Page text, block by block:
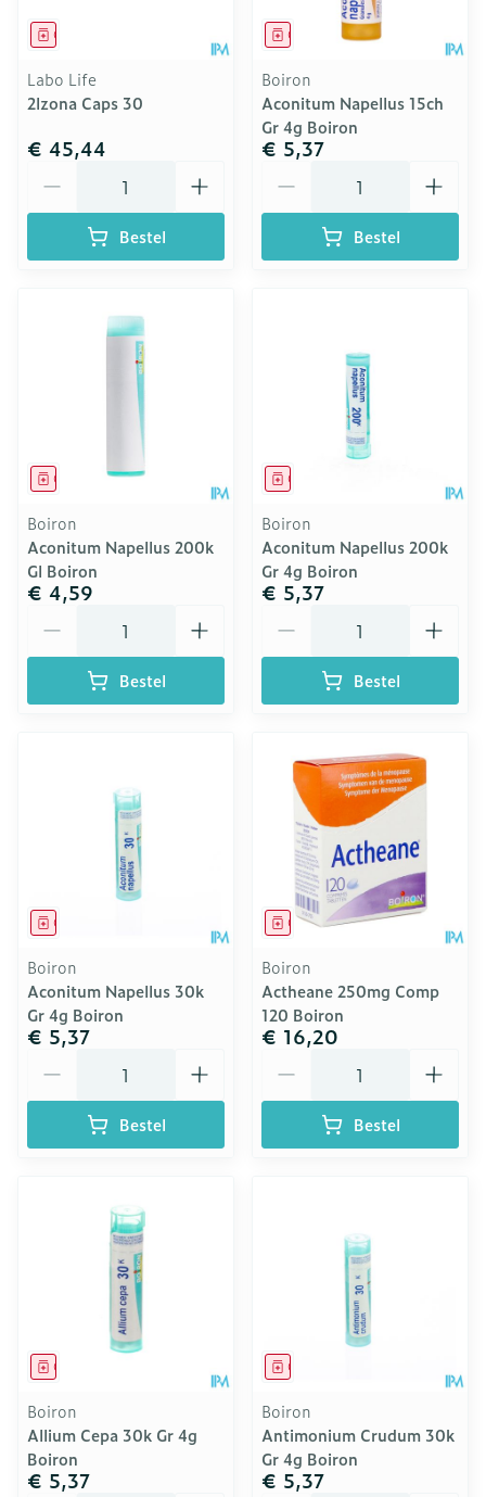
Geneesmiddel
Labo Life
2lzona Caps 30
€ 45,44
Bestel
Geneesmiddel
Boiron
Aconitum Napellus 15ch
Gr 4g Boiron
€ 5,37
Bestel
Geneesmiddel
Boiron
Aconitum Napellus 200k
Gl Boiron
€ 4,59
Bestel
Geneesmiddel
Boiron
Aconitum Napellus 200k
Gr 4g Boiron
€ 5,37
Bestel
Geneesmiddel
Boiron
Aconitum Napellus 30k
Gr 4g Boiron
€ 5,37
Bestel
Geneesmiddel
Boiron
Actheane 250mg Comp
120 Boiron
€ 16,20
Bestel
Geneesmiddel
Boiron
Allium Cepa 30k Gr 4g
Boiron
€ 5,37
Geneesmiddel
Boiron
Antimonium Crudum 30k
Gr 4g Boiron
€ 5,37